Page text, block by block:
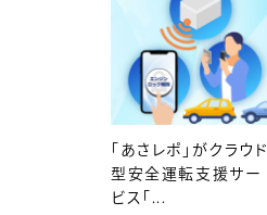
「あさレポ」がクラウド
型安全運転支援サー
ビス「...